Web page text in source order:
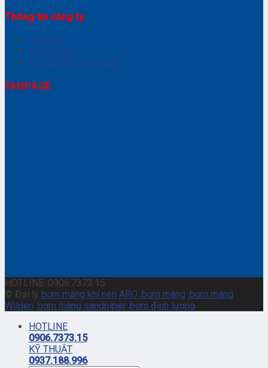
Thông tin công ty
Giới thiệu
Tuyển dụng
Quy định & Chính sách
FANPAGE
HOTLINE: 0906.7373.15
© Đại lý bơm màng khí nén ARO ,bơm màng ,bơm màng
Wilden ,bơm màng sandpiper ,bơm định lượng
HOTLINE
0906.7373.15
KỸ THUẬT
0937.188.996